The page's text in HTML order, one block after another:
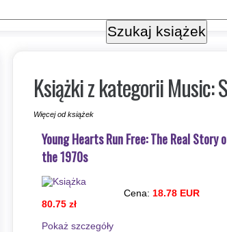
Książki z kategorii Music:
Więcej od książek
Young Hearts Run Free: The Real Story
the 1970s
Cena: 18.78 EUR
80.75 zł
Pokaż szczegόły